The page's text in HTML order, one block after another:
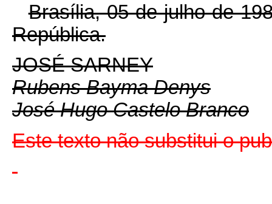
Brasília, 05 de julho de
República.
JOSÉ SARNEY
Rubens Bayma Denys
José Hugo Castelo Branco
Este texto não substitui o